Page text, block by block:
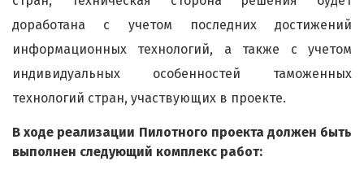
доработана с учетом последних достижений
информационных технологий, а также с учетом
индивидуальных особенностей таможенных
технологий стран, участвующих в проекте.
В ходе реализации Пилотного проекта должен быть
выполнен следующий комплекс работ: